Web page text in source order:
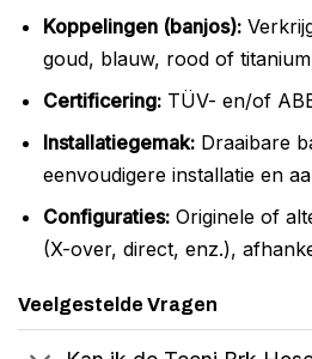
Koppelingen (banjos):
goud, blauw, rood of titanium
Certificering:TÜV- en/of
Installatiegemak:Draaibare
eenvoudigere installatie en
Configuraties:Originele of
(X-over, direct, enz.),
Veelgestelde Vragen